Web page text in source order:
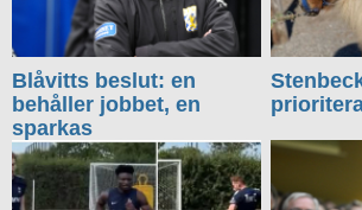
Blåvitts beslut: en
behåller jobbet, en
sparkas